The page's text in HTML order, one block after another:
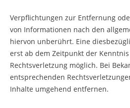
Verpflichtungen zur Entfernung
von Informationen nach den
hiervon unberührt. Eine
erst ab dem Zeitpunkt der
Rechtsverletzung möglich. Bei
entsprechenden
Inhalte umgehend entfernen.